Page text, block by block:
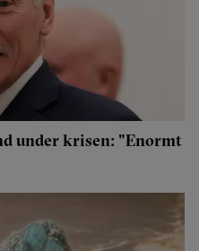
under krisen: "Enormt